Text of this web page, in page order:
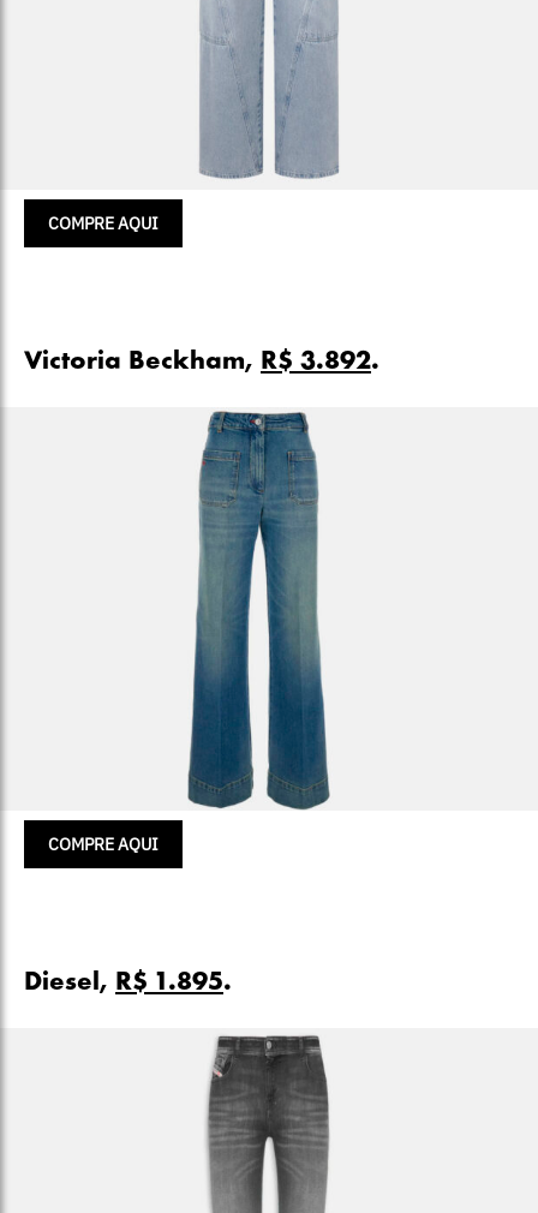
COMPRE AQUI
Victoria Beckham, R$ 3.892.
COMPRE AQUI
Diesel, R$ 1.895.